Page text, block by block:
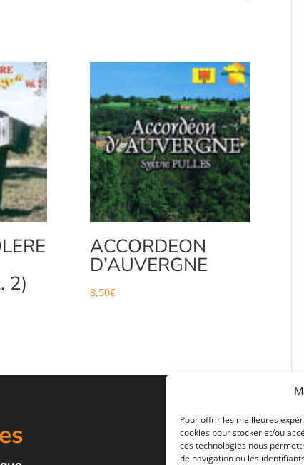
Pour offrir les meilleures
cookies pour stocker et/ou
ces technologies nous
de navigation ou les
2)
ACCORDEON
D’AUVERGNE
8,50€
Liens